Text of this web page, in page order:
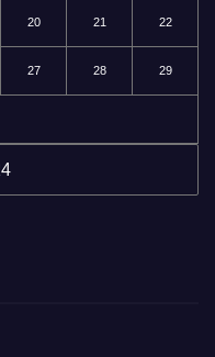
20 21 22
27 28 29